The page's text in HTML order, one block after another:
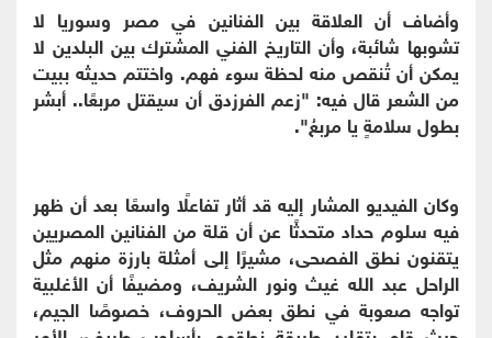
وأضاف أن العلاقة بين الفنانين في مصر وسوريا لا
تشوبها شائبة، وأن التاريخ الفني المشترك بين البلدين لا
يمكن أن تُنقص منه لحظة سوء فهم. واختتم حديثه ببيت
من الشعر قال فيه: "زعم الفرزدق أن سيقتل مربعًا.. أبشر
بطول سلامةٍ يا مربعُ".
وكان الفيديو المشار إليه قد أثار تفاعلًا واسعًا بعد أن ظهر
فيه سلوم حداد متحدثًا عن أن قلة من الفنانين المصريين
يتقنون نطق الفصحى، مشيرًا إلى أمثلة بارزة منهم مثل
الراحل عبد الله غيث ونور الشريف، ومضيفًا أن الأغلبية
تواجه صعوبة في نطق بعض الحروف، خصوصًا الجيم،